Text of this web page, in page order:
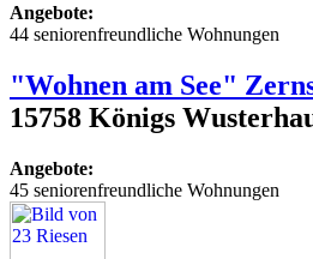
Angebote:
44 seniorenfreundliche Wohnungen
"Wohnen am See"
15758 Königs
Angebote:
45 seniorenfreundliche Wohnungen